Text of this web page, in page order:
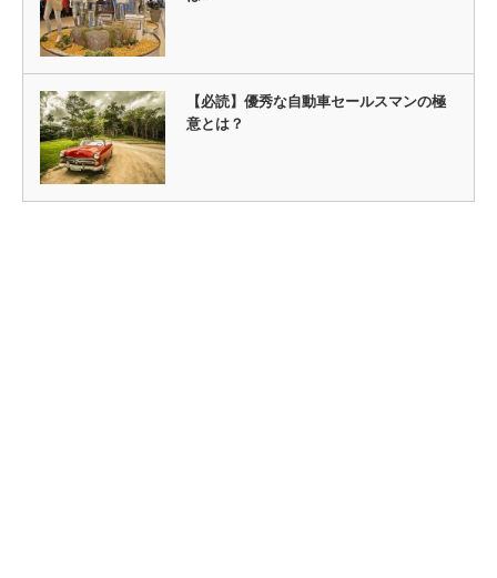
【必読】優秀な自動車セールスマンの極
意とは？